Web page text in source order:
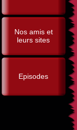
Nos amis et
leurs sites
Episodes